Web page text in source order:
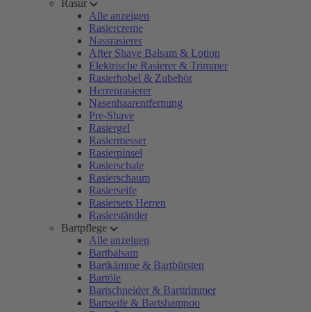
Rasur
Alle anzeigen
Rasiercreme
Nassrasierer
After Shave Balsam & Lotion
Elektrische Rasierer & Trimmer
Rasierhobel & Zubehör
Herrenrasierer
Nasenhaarentfernung
Pre-Shave
Rasiergel
Rasiermesser
Rasierpinsel
Rasierschale
Rasierschaum
Rasierseife
Rasiersets Herren
Rasierständer
Bartpflege
Alle anzeigen
Bartbalsam
Bartkämme & Bartbürsten
Bartöle
Bartschneider & Barttrimmer
Bartseife & Bartshampoo